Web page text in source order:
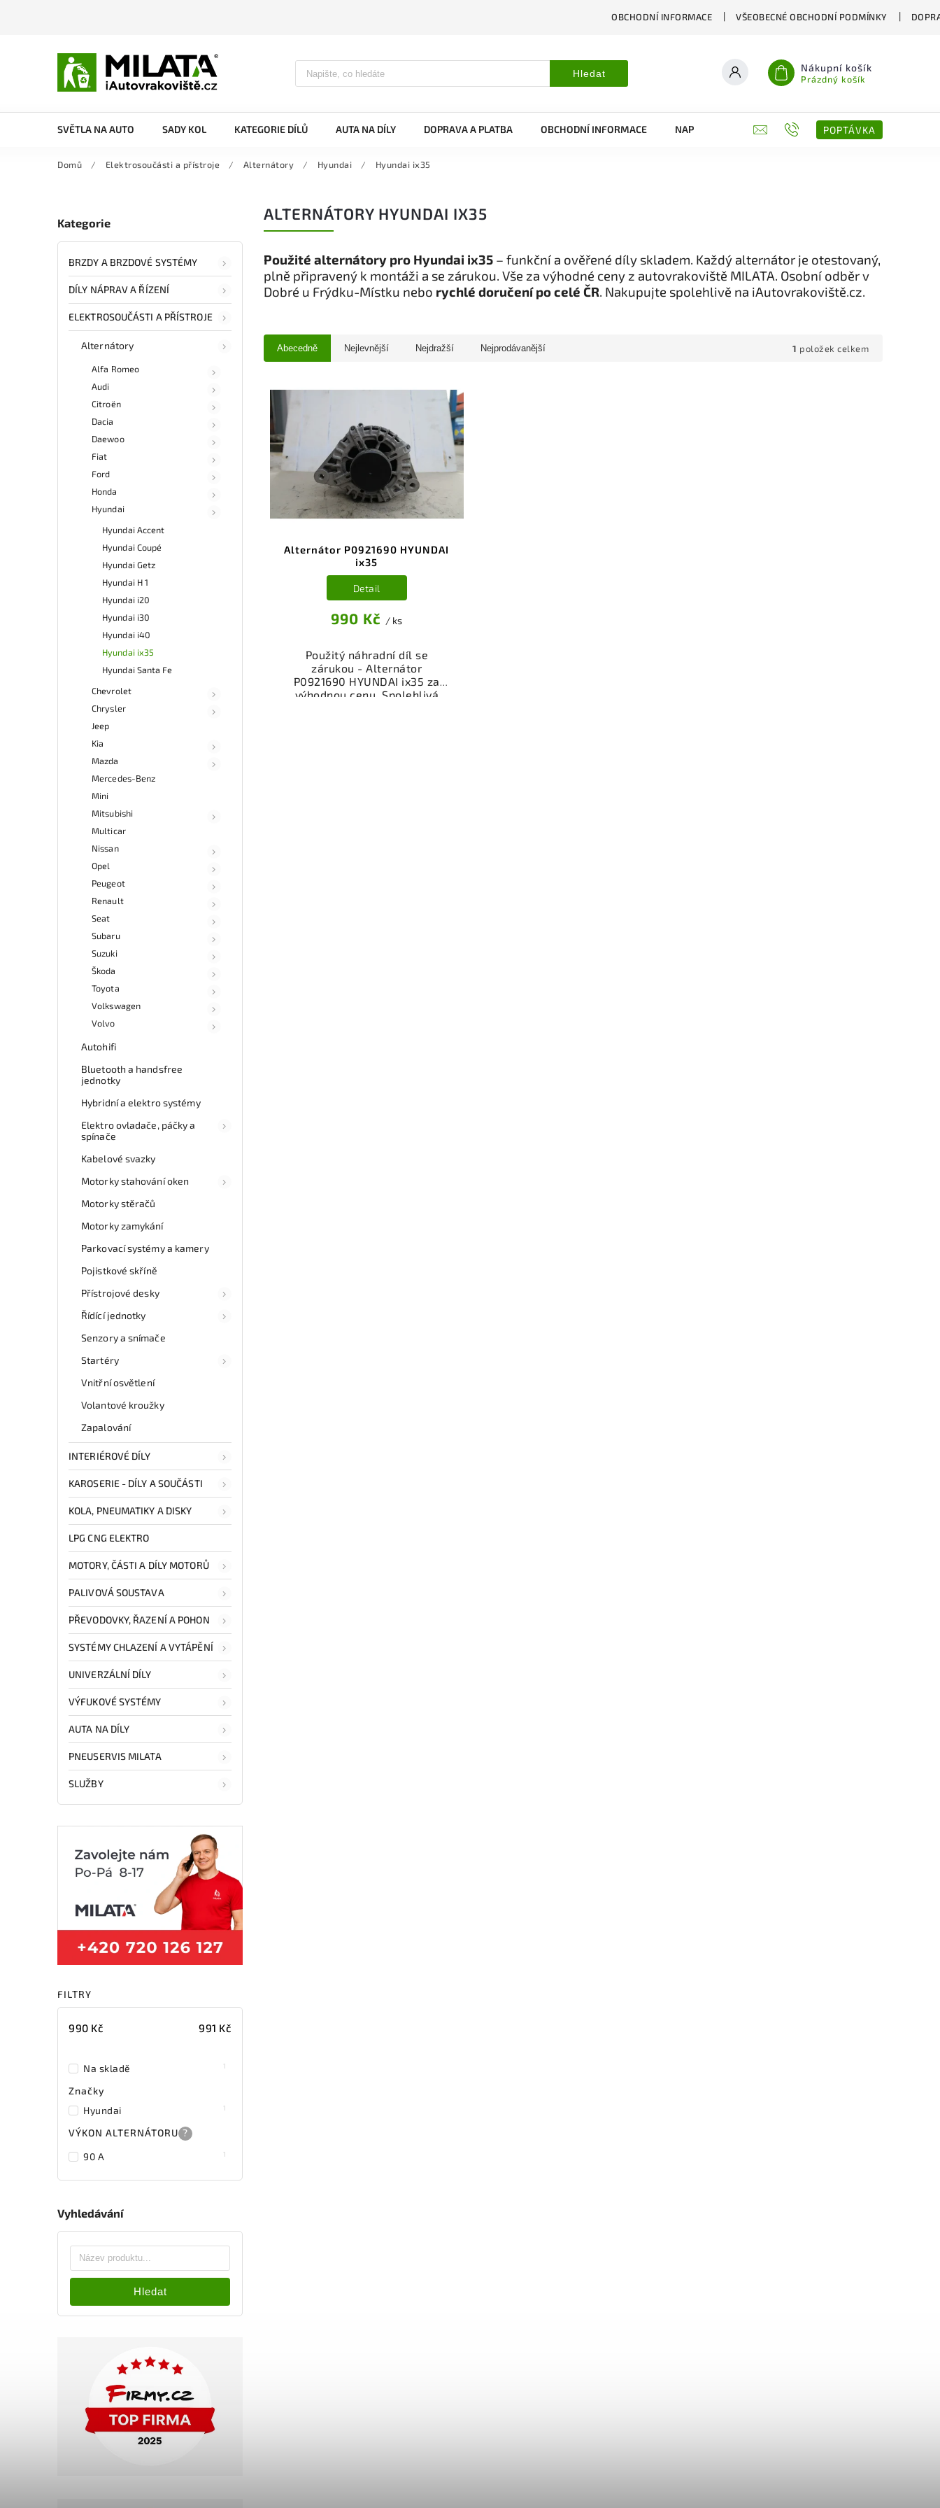
OBCHODNÍ INFORMACE VŠEOBECNÉ OBCHODNÍ PODMÍNKY
Hledat Nákupní košík
Prázdný košík
SVĚTLA NA AUTO SADY KOL KATEGORIE DÍLŮ AUTA NA DÍLY DOPRAVA A PLATBA OBCHODNÍ INFORMACE NAPIŠTE NÁM KONTAKTY POPTÁVKA
Domů / Elektrosoučásti a přístroje / Alternátory / Hyundai / Hyundai ix35
Kategorie
BRZDY A BRZDOVÉ SYSTÉMY
DÍLY NÁPRAV A ŘÍZENÍ
ELEKTROSOUČÁSTI A PŘÍSTROJE
Alternátory
Alfa Romeo
Audi
Citroën
Dacia
Daewoo
Fiat
Ford
Honda
Hyundai
Hyundai Accent
Hyundai Coupé
Hyundai Getz
Hyundai H 1
Hyundai i20
Hyundai i30
Hyundai i40
Hyundai ix35
Hyundai Santa Fe
Chevrolet
Chrysler
Jeep
Kia
Mazda
Mercedes-Benz
Mini
Mitsubishi
Multicar
Nissan
Opel
Peugeot
Renault
Seat
Subaru
Suzuki
Škoda
Toyota
Volkswagen
Volvo
Autohifi
Bluetooth a handsfree
jednotky
Hybridní a elektro systémy
Elektro ovladače, páčky a
spínače
Kabelové svazky
Motorky stahování oken
Motorky stěračů
Motorky zamykání
Parkovací systémy a kamery
Pojistkové skříně
Přístrojové desky
Řídící jednotky
Senzory a snímače
Startéry
Vnitřní osvětlení
Volantové kroužky
Zapalování
INTERIÉROVÉ DÍLY
KAROSERIE - DÍLY A SOUČÁSTI
KOLA, PNEUMATIKY A DISKY
LPG CNG ELEKTRO
MOTORY, ČÁSTI A DÍLY MOTORŮ
PALIVOVÁ SOUSTAVA
PŘEVODOVKY, ŘAZENÍ A POHON
SYSTÉMY CHLAZENÍ A VYTÁPĚNÍ
UNIVERZÁLNÍ DÍLY
VÝFUKOVÉ SYSTÉMY
AUTA NA DÍLY
PNEUSERVIS MILATA
SLUŽBY
FILTRY
990 Kč 991 Kč
Na skladě 1
Značky
Hyundai
1
VÝKON ALTERNÁTORU ?
90 A
1
Vyhledávání
Hledat
ALTERNÁTORY HYUNDAI IX35
Použité alternátory pro Hyundai ix35 – funkční a ověřené díly skladem. Každý alternátor je otestovaný,
plně připravený k montáži a se zárukou. Vše za výhodné ceny z autovrakoviště MILATA. Osobní odběr v
Dobré u Frýdku-Místku nebo rychlé doručení po celé ČR. Nakupujte spolehlivě na iAutovrakoviště.cz.
Abecedně Nejlevnější Nejdražší Nejprodávanější 1 položek celkem
Alternátor P0921690 HYUNDAI
ix35
990 Kč / ks
Detail
Použitý náhradní díl se
zárukou - Alternátor
P0921690 HYUNDAI ix35 za
výhodnou cenu. Spolehlivá